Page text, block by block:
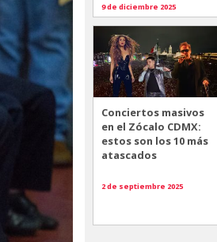
9 de diciembre 2025
Conciertos masivos
en el Zócalo CDMX:
estos son los 10 más
atascados
2 de septiembre 2025